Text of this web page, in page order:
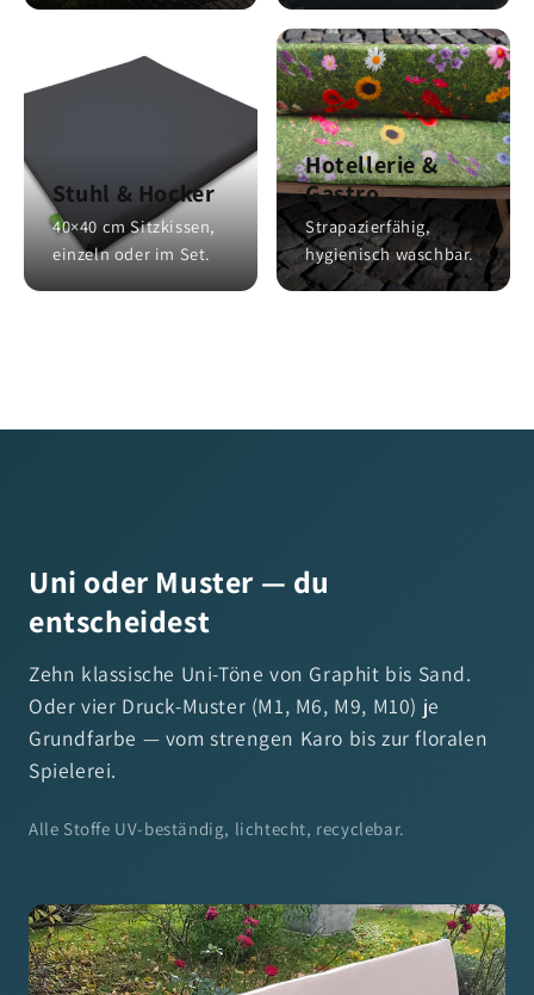
Stuhl & Hocker
40×40 cm Sitzkissen,
einzeln oder im Set.
Hotellerie &
Gastro
Strapazierfähig,
hygienisch waschbar.
Uni oder Muster — du
entscheidest
Zehn klassische Uni-Töne von Graphit bis Sand.
Oder vier Druck-Muster (M1, M6, M9, M10) je
Grundfarbe — vom strengen Karo bis zur floralen
Spielerei.
Alle Stoffe UV-beständig, lichtecht, recyclebar.